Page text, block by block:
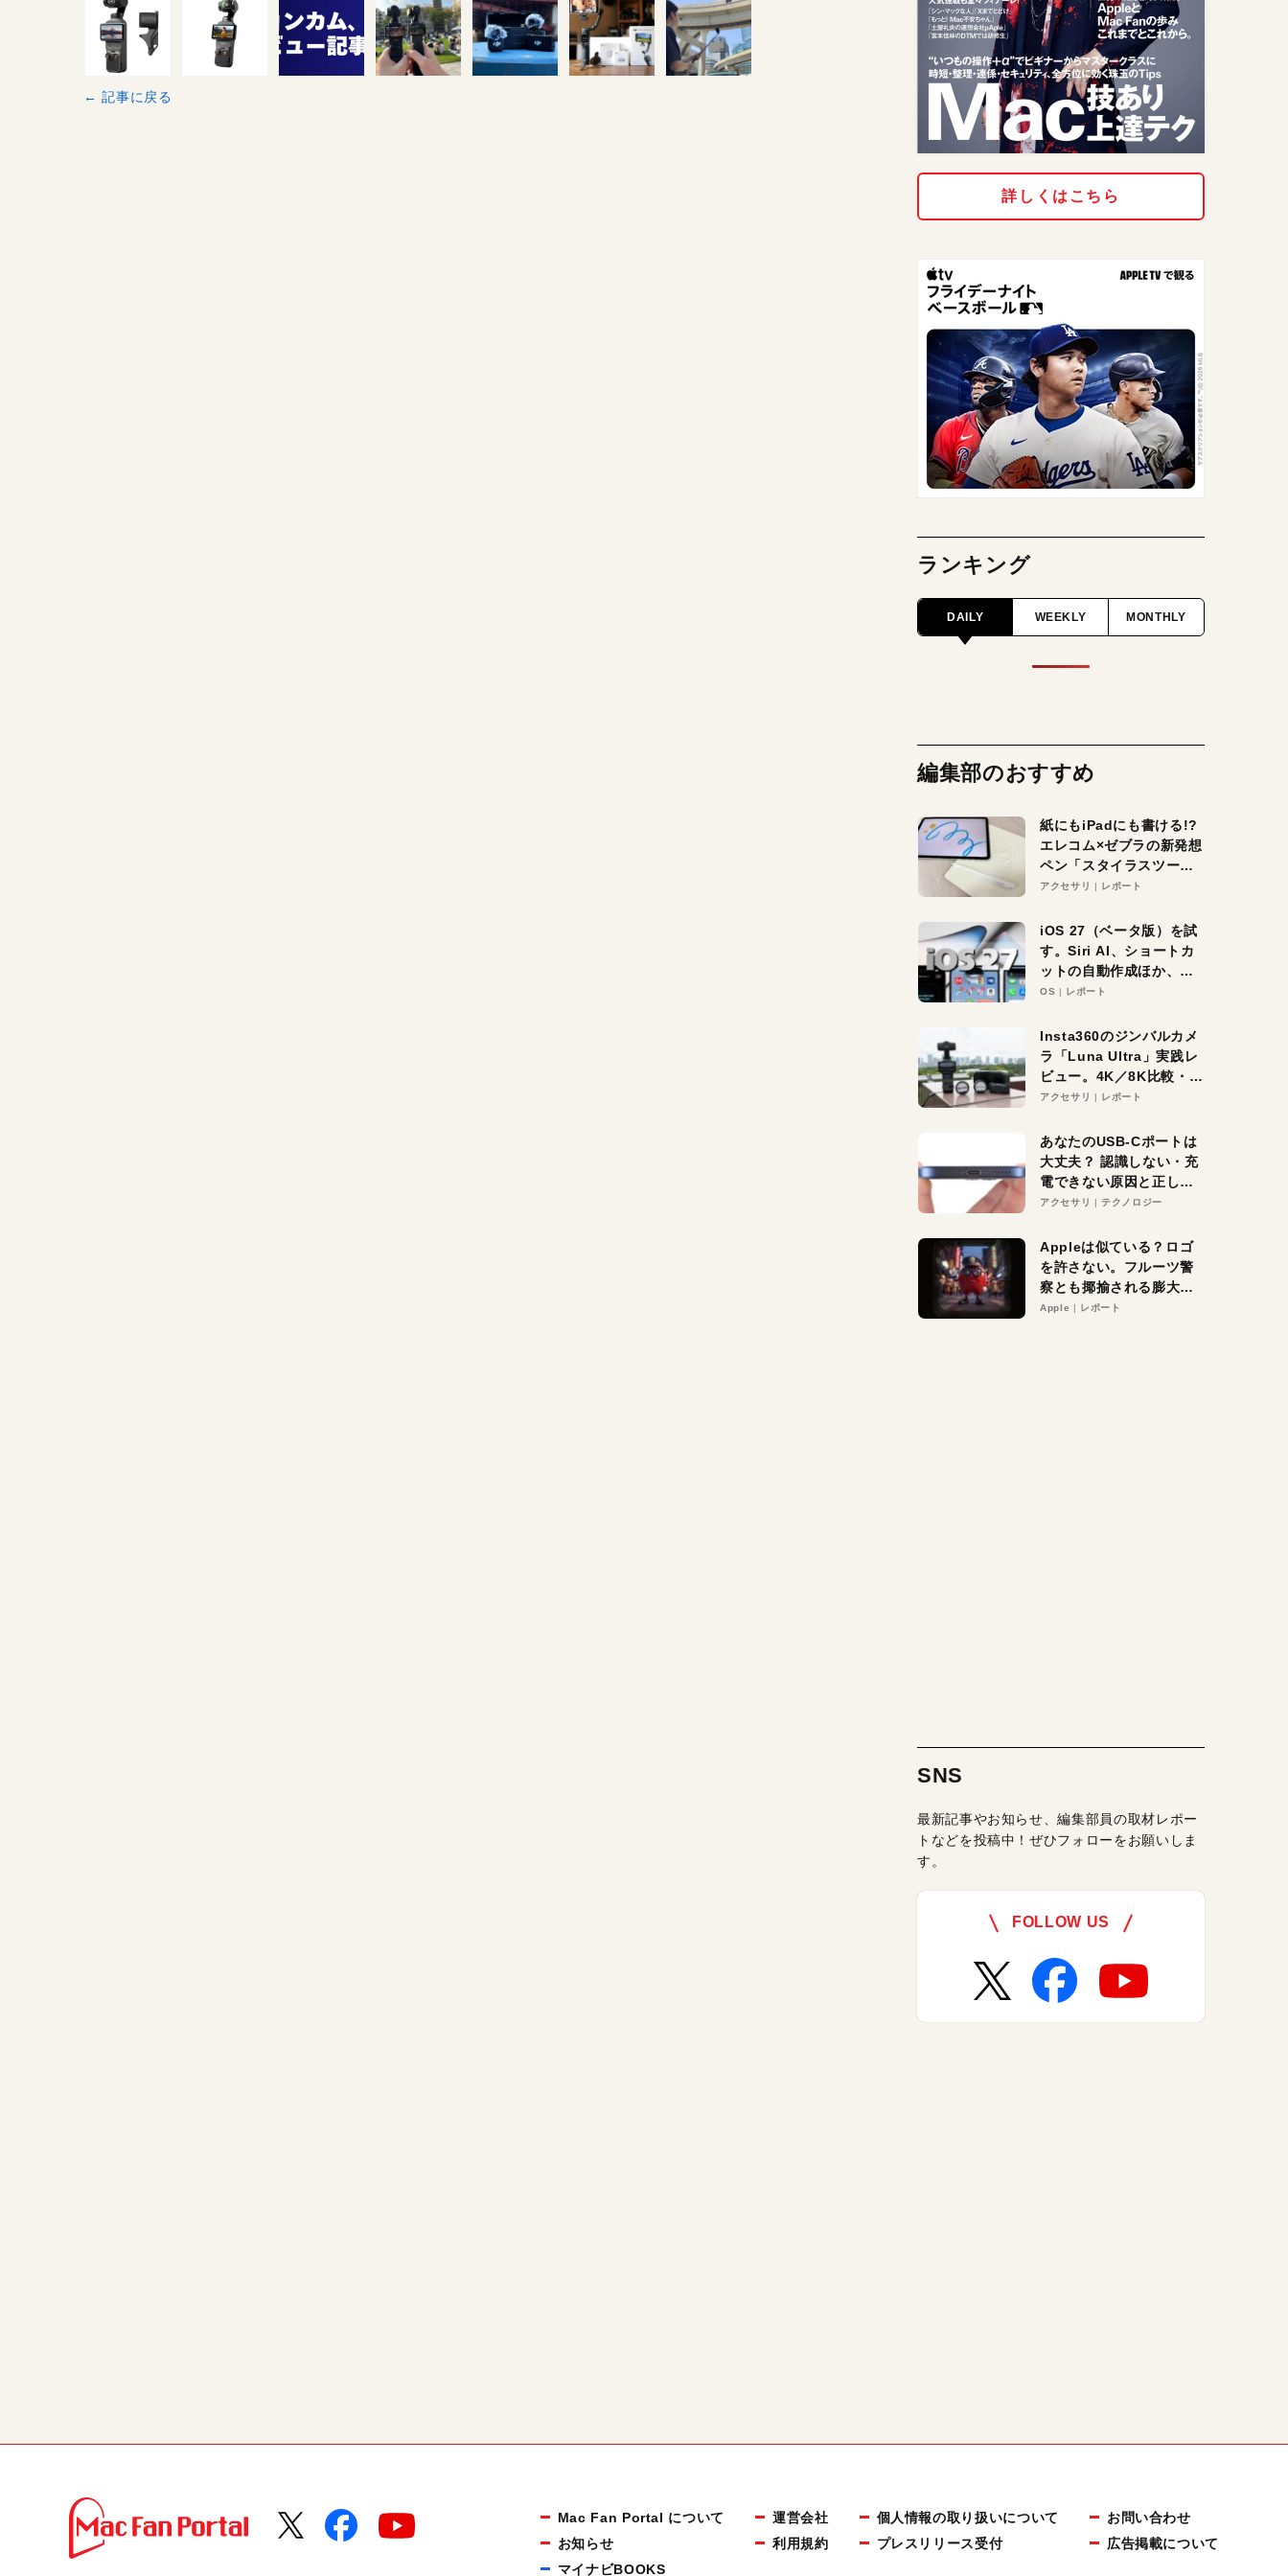
← 記事に戻る
詳しくはこちら
ランキング
DAILY WEEKLY MONTHLY
編集部のおすすめ
紙にもiPadにも書ける!?
エレコム×ゼブラの新発想
ペン「スタイラスツーウ
ェイ」レビュー。持ち替
アクセサリ レポート
iOS 27（ベータ版）を試
す。Siri AI、ショートカ
ットの自動作成ほか、期
待大の便利機能5選。
る未来はすぐそこ！
OS レポート
Insta360のジンバルカメ
ラ「Luna Ultra」実践レ
ビュー。4K／8K比較・ズ
ーム・夜間撮影をチェッ
アクセサリ レポート
あなたのUSB-Cポートは
大丈夫？ 認識しない・充
電できない原因と正しい
対策
アクセサリ テクノロジー
Appleは似ている？ロゴ
を許さない。フルーツ警
察とも揶揄される膨大な
異議申し立て。対象は非
Apple レポート
SNS
最新記事やお知らせ、編集部員の取材レポー
トなどを投稿中！ぜひフォローをお願いしま
す。
FOLLOW US
Mac Fan Portal について
お知らせ
マイナビBOOKS
運営会社
利用規約
個人情報の取り扱いについて
プレスリリース受付
お問い合わせ
広告掲載について